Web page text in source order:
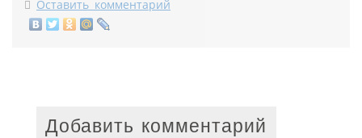
Оставить комментарий
Добавить комментарий